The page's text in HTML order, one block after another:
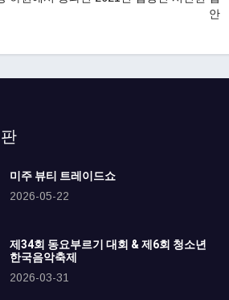
안
미주 뷰티 트레이드쇼
2026-05-22
제34회 동요부르기 대회 & 제6회 청소년
한국음악축제
2026-03-31